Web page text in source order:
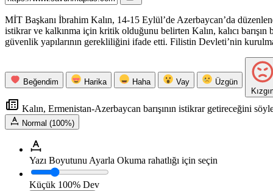
MİT Başkanı İbrahim Kalın, 14-15 Eylül’de Azerbaycan’da
istikrar ve kalkınma için kritik olduğunu belirten Kalın, kalıcı
güvenlik yapılarının gerekliliğini ifade etti. Filistin Devleti’nin
Beğendim Harika Haha Vay
Üzgün
Kalın, Ermenistan-Azerbaycan barışının istikrar getireceğini
Normal (100%)
Yazı Boyutunu Ayarla Okuma rahatlığı için seçin
Küçük 100% Dev